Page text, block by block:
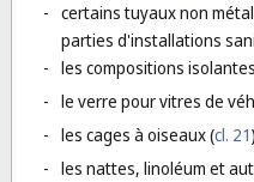
- certains tuyaux non
parties d'installations
- les compositions
- le verre pour vitres de
- les cages à oiseaux (cl. 21
- les nattes, linoléum et